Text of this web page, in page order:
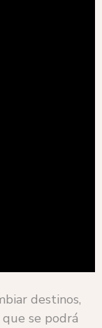
destinos,
se podrá